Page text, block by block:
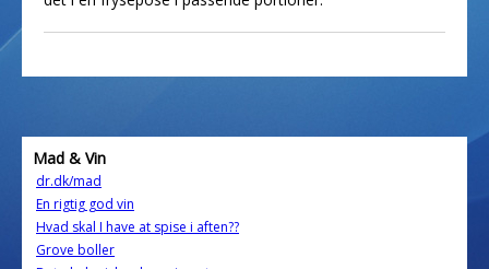
Mad & Vin
dr.dk/mad
En rigtig god vin
Hvad skal I have at spise i aften??
Grove boller